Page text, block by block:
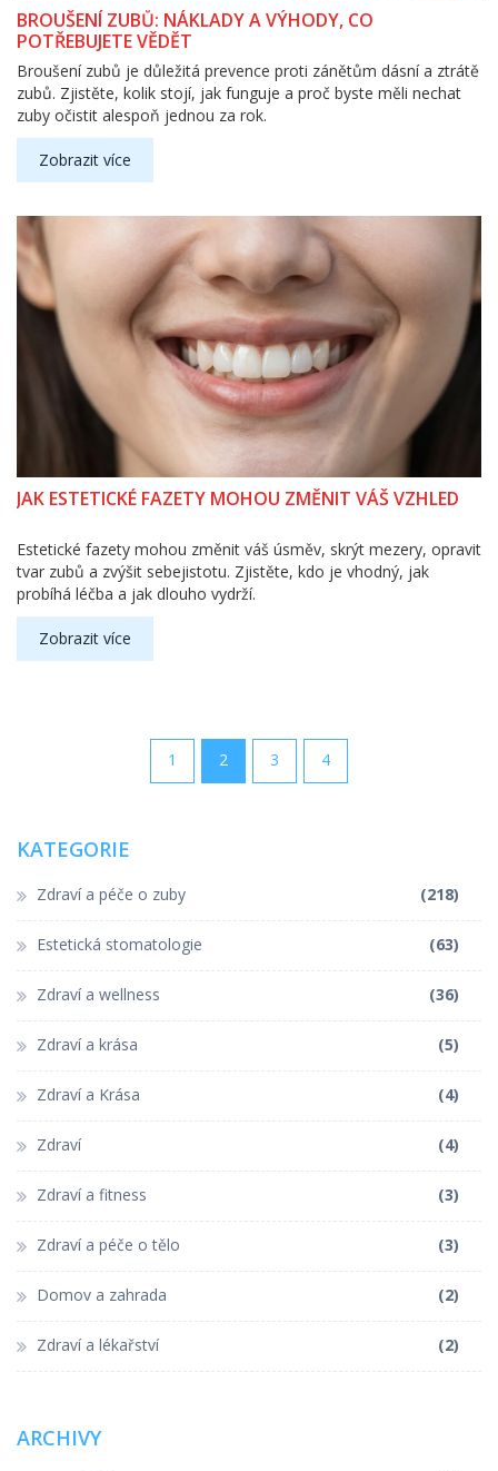
BROUŠENÍ ZUBŮ: NÁKLADY A VÝHODY, CO
POTŘEBUJETE VĚDĚT
Broušení zubů je důležitá prevence proti zánětům dásní a ztrátě
zubů. Zjistěte, kolik stojí, jak funguje a proč byste měli nechat
zuby očistit alespoň jednou za rok.
Zobrazit více
JAK ESTETICKÉ FAZETY MOHOU ZMĚNIT VÁŠ VZHLED
Estetické fazety mohou změnit váš úsměv, skrýt mezery, opravit
tvar zubů a zvýšit sebejistotu. Zjistěte, kdo je vhodný, jak
probíhá léčba a jak dlouho vydrží.
Zobrazit více
1 2 3 4
KATEGORIE
Zdraví a péče o zuby (218)
Estetická stomatologie (63)
Zdraví a wellness (36)
Zdraví a krása (5)
Zdraví a Krása (4)
Zdraví (4)
Zdraví a fitness (3)
Zdraví a péče o tělo (3)
Domov a zahrada (2)
Zdraví a lékařství (2)
ARCHIVY